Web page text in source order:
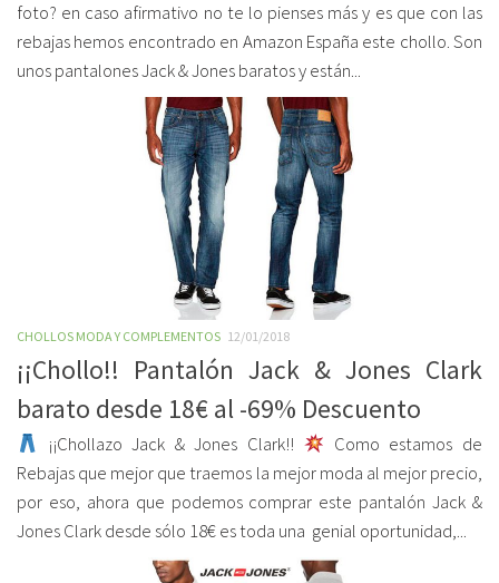
foto? en caso afirmativo no te lo pienses más y es que con las
rebajas hemos encontrado en Amazon España este chollo. Son
unos pantalones Jack & Jones baratos y están...
CHOLLOS MODA Y COMPLEMENTOS 12/01/2018
¡¡Chollo!! Pantalón Jack & Jones Clark
barato desde 18€ al -69% Descuento
¡¡Chollazo Jack & Jones Clark!!
Como estamos de
Rebajas que mejor que traemos la mejor moda al mejor precio,
por eso, ahora que podemos comprar este pantalón Jack &
Jones Clark desde sólo 18€ es toda una genial oportunidad,...